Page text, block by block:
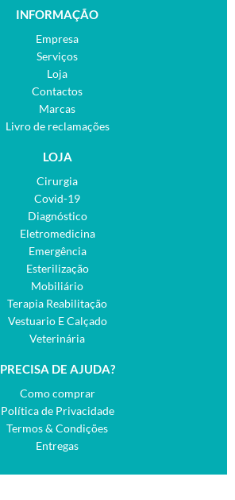
INFORMAÇÃO
Empresa
Serviços
Loja
Contactos
Marcas
Livro de reclamações
LOJA
Cirurgia
Covid-19
Diagnóstico
Eletromedicina
Emergência
Esterilização
Mobiliário
Terapia Reabilitação
Vestuario E Calçado
Veterinária
PRECISA DE AJUDA?
Como comprar
Política de Privacidade
Termos & Condições
Entregas